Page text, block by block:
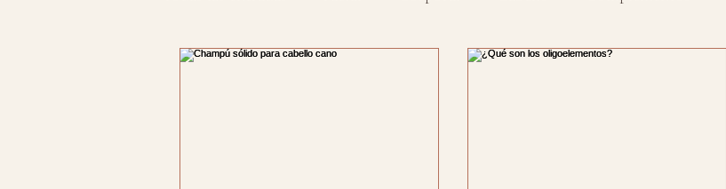
Biología Salud Productos